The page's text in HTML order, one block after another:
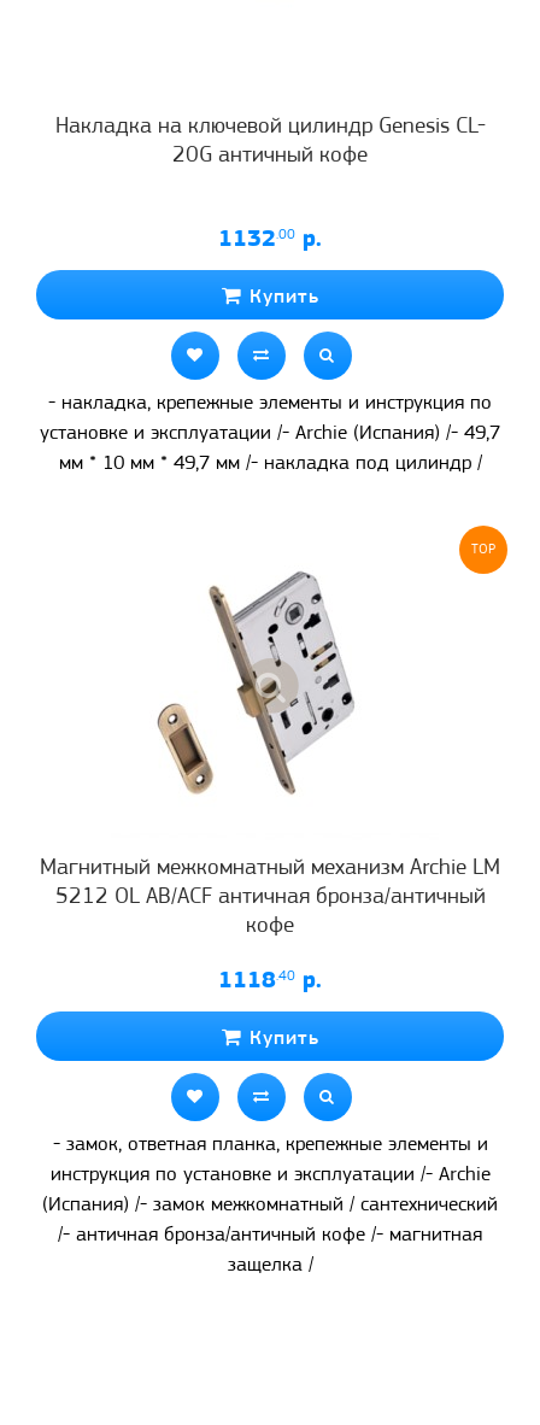
Накладка на ключевой цилиндр Genesis CL-
20G античный кофе
1132.00 р.
Купить
- накладка, крепежные элементы и инструкция по
установке и эксплуатации /- Archie (Испания) /- 49,7
мм * 10 мм * 49,7 мм /- накладка под цилиндр /
TOP
Магнитный межкомнатный механизм Archie LM
5212 OL AB/ACF античная бронза/античный
кофе
1118.40 р.
Купить
- замок, ответная планка, крепежные элементы и
инструкция по установке и эксплуатации /- Archie
(Испания) /- замок межкомнатный / сантехнический
/- античная бронза/античный кофе /- магнитная
защелка /